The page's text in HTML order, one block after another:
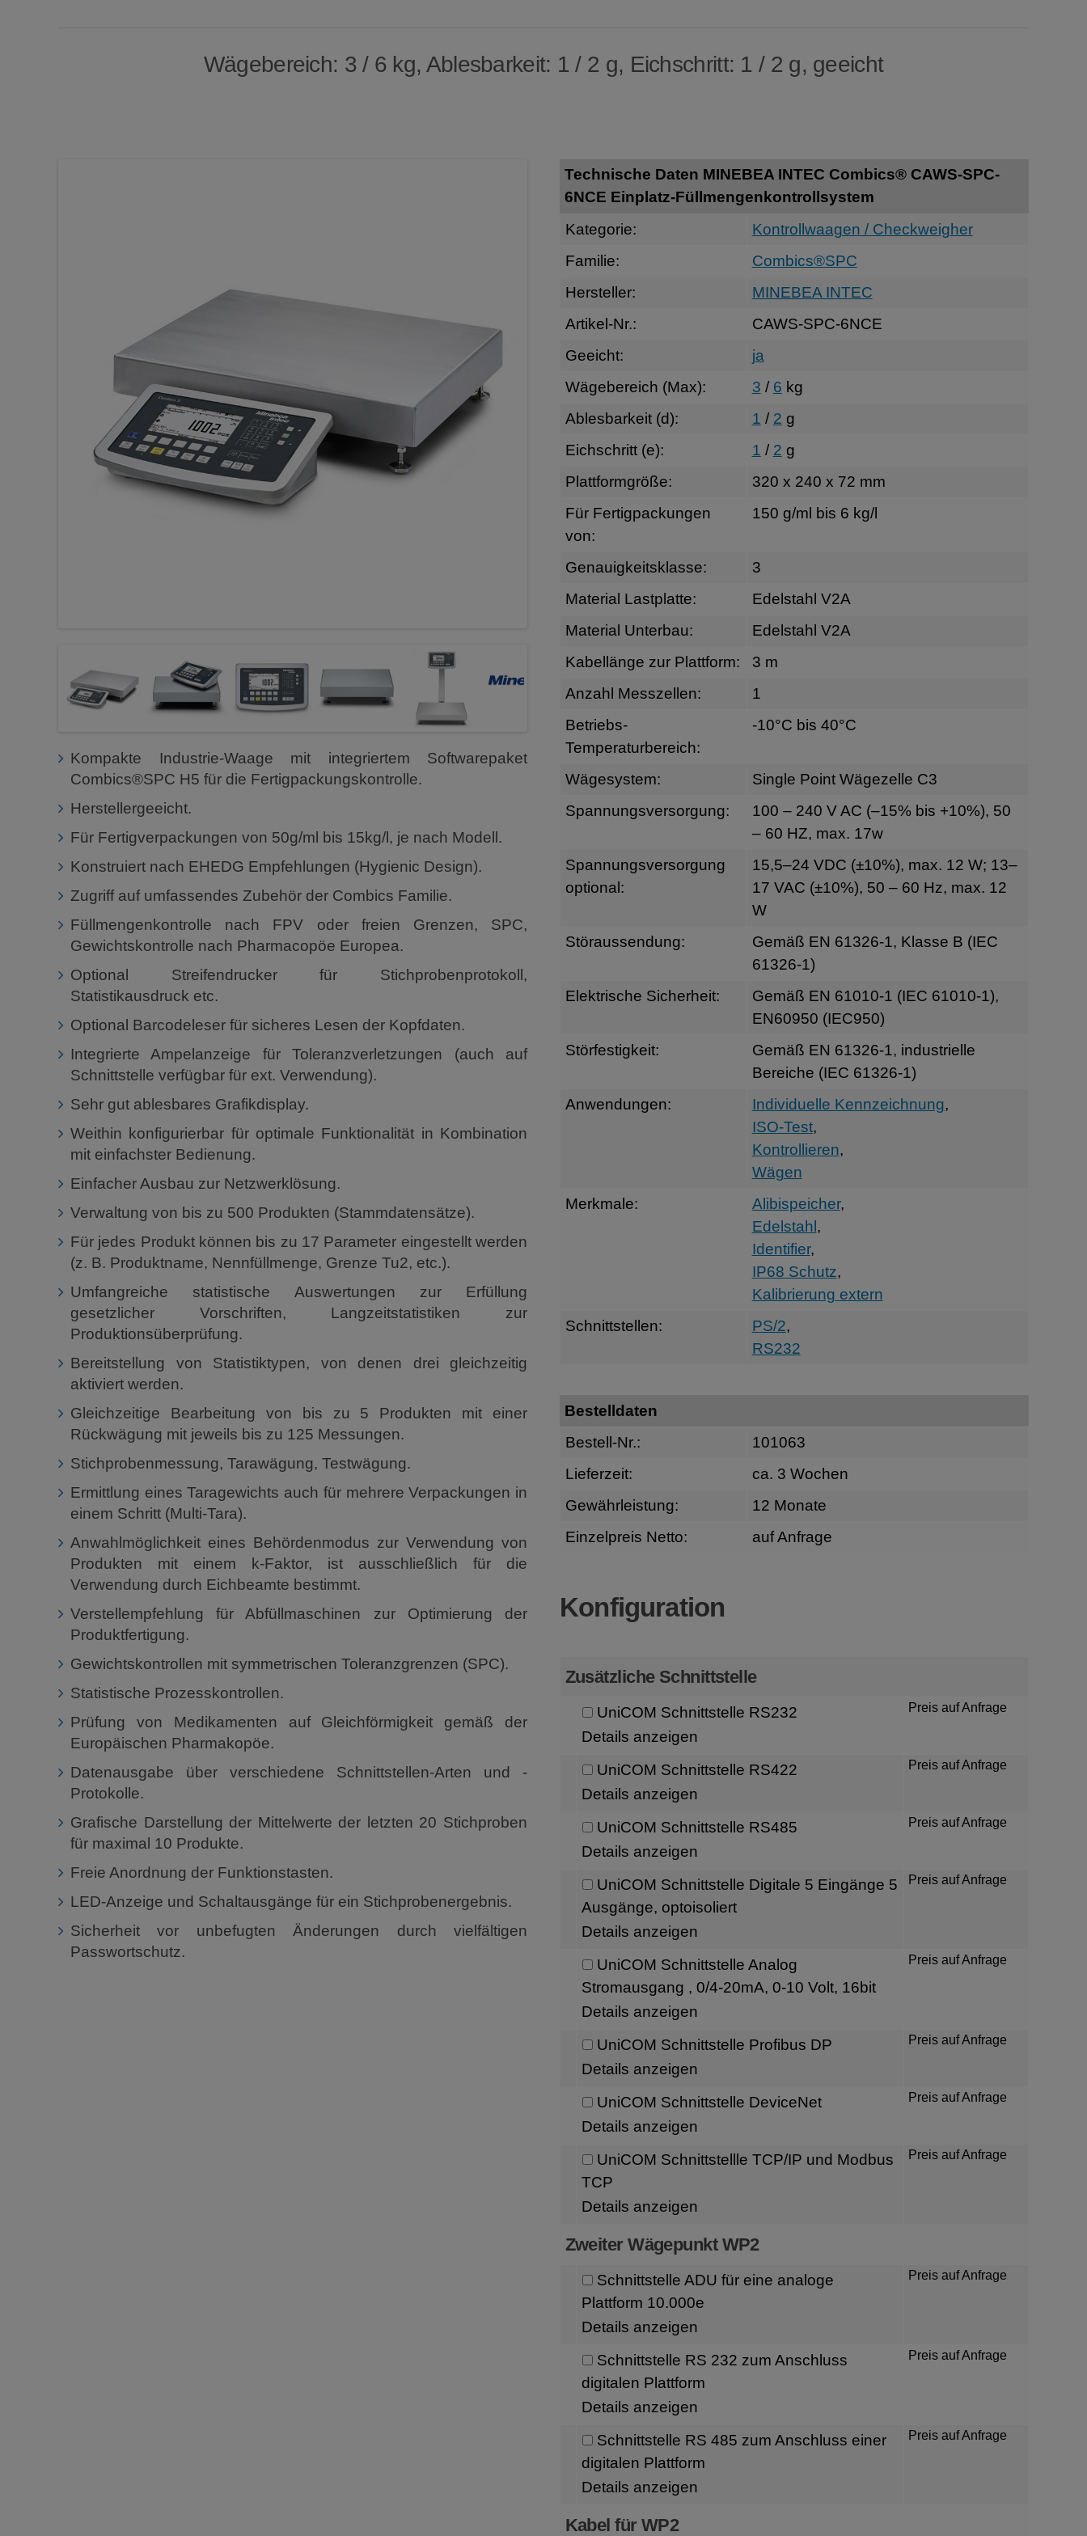
Wägebereich: 3 / 6 kg, Ablesbarkeit: 1 / 2 g, Eichschritt: 1 / 2 g, geeicht
Kompakte Industrie-Waage mit integriertem Softwarepaket
Combics®SPC H5 für die Fertigpackungskontrolle.
Herstellergeeicht.
Für Fertigverpackungen von 50g/ml bis 15kg/l, je nach Modell.
Konstruiert nach EHEDG Empfehlungen (Hygienic Design).
Zugriff auf umfassendes Zubehör der Combics Familie.
Füllmengenkontrolle nach FPV oder freien Grenzen, SPC,
Gewichtskontrolle nach Pharmacopöe Europea.
Optional Streifendrucker für Stichprobenprotokoll,
Statistikausdruck etc.
Optional Barcodeleser für sicheres Lesen der Kopfdaten.
Integrierte Ampelanzeige für Toleranzverletzungen (auch auf
Schnittstelle verfügbar für ext. Verwendung).
Sehr gut ablesbares Grafikdisplay.
Weithin konfigurierbar für optimale Funktionalität in Kombination
mit einfachster Bedienung.
Einfacher Ausbau zur Netzwerklösung.
Verwaltung von bis zu 500 Produkten (Stammdatensätze).
Für jedes Produkt können bis zu 17 Parameter eingestellt werden
(z. B. Produktname, Nennfüllmenge, Grenze Tu2, etc.).
Umfangreiche statistische Auswertungen zur Erfüllung
gesetzlicher Vorschriften, Langzeitstatistiken zur
Produktionsüberprüfung.
Bereitstellung von Statistiktypen, von denen drei gleichzeitig
aktiviert werden.
Gleichzeitige Bearbeitung von bis zu 5 Produkten mit einer
Rückwägung mit jeweils bis zu 125 Messungen.
Stichprobenmessung, Tarawägung, Testwägung.
Ermittlung eines Taragewichts auch für mehrere Verpackungen in
einem Schritt (Multi-Tara).
Anwahlmöglichkeit eines Behördenmodus zur Verwendung von
Produkten mit einem k-Faktor, ist ausschließlich für die
Verwendung durch Eichbeamte bestimmt.
Verstellempfehlung für Abfüllmaschinen zur Optimierung der
Produktfertigung.
Gewichtskontrollen mit symmetrischen Toleranzgrenzen (SPC).
Statistische Prozesskontrollen.
Prüfung von Medikamenten auf Gleichförmigkeit gemäß der
Europäischen Pharmakopöe.
Datenausgabe über verschiedene Schnittstellen-Arten und -
Protokolle.
Grafische Darstellung der Mittelwerte der letzten 20 Stichproben
für maximal 10 Produkte.
Freie Anordnung der Funktionstasten.
LED-Anzeige und Schaltausgänge für ein Stichprobenergebnis.
Sicherheit vor unbefugten Änderungen durch vielfältigen
Passwortschutz.
Technische Daten MINEBEA INTEC Combics® CAWS-SPC-
6NCE Einplatz-Füllmengenkontrollsystem
Kategorie:
Kontrollwaagen / Checkweigher
Familie:
Combics®SPC
Hersteller:
MINEBEA INTEC
Artikel-Nr.:
CAWS-SPC-6NCE
Geeicht:
ja
Wägebereich (Max):
3 / 6 kg
Ablesbarkeit (d):
1 / 2 g
Eichschritt (e):
1 / 2 g
Plattformgröße:
320 x 240 x 72 mm
Für Fertigpackungen
von:
150 g/ml bis 6 kg/l
Genauigkeitsklasse:
3
Material Lastplatte:
Edelstahl V2A
Material Unterbau:
Edelstahl V2A
Kabellänge zur Plattform:
3 m
Anzahl Messzellen:
1
Betriebs-
Temperaturbereich:
-10°C bis 40°C
Wägesystem:
Single Point Wägezelle C3
Spannungsversorgung:
100 – 240 V AC (–15% bis +10%), 50
– 60 HZ, max. 17w
Spannungsversorgung
optional:
15,5–24 VDC (±10%), max. 12 W; 13–
17 VAC (±10%), 50 – 60 Hz, max. 12
W
Störaussendung:
Gemäß EN 61326-1, Klasse B (IEC
61326-1)
Elektrische Sicherheit:
Gemäß EN 61010-1 (IEC 61010-1),
EN60950 (IEC950)
Störfestigkeit:
Gemäß EN 61326-1, industrielle
Bereiche (IEC 61326-1)
Anwendungen:
Individuelle Kennzeichnung,
ISO-Test,
Kontrollieren,
Wägen
Merkmale:
Alibispeicher,
Edelstahl,
Identifier,
IP68 Schutz,
Kalibrierung extern
Schnittstellen:
PS/2,
RS232
Bestelldaten
Bestell-Nr.:
101063
Lieferzeit:
ca. 3 Wochen
Gewährleistung:
12 Monate
Einzelpreis Netto:
auf Anfrage
Konfiguration
Zusätzliche Schnittstelle
UniCOM Schnittstelle RS232
Details anzeigen
Preis auf Anfrage
UniCOM Schnittstelle RS422
Details anzeigen
Preis auf Anfrage
UniCOM Schnittstelle RS485
Details anzeigen
Preis auf Anfrage
UniCOM Schnittstelle Digitale 5 Eingänge 5
Ausgänge, optoisoliert
Details anzeigen
Preis auf Anfrage
UniCOM Schnittstelle Analog
Stromausgang , 0/4-20mA, 0-10 Volt, 16bit
Details anzeigen
Preis auf Anfrage
UniCOM Schnittstelle Profibus DP
Details anzeigen
Preis auf Anfrage
UniCOM Schnittstelle DeviceNet
Details anzeigen
Preis auf Anfrage
UniCOM Schnittstellle TCP/IP und Modbus
TCP
Details anzeigen
Preis auf Anfrage
Zweiter Wägepunkt WP2
Schnittstelle ADU für eine analoge
Plattform 10.000e
Details anzeigen
Preis auf Anfrage
Schnittstelle RS 232 zum Anschluss
digitalen Plattform
Details anzeigen
Preis auf Anfrage
Schnittstelle RS 485 zum Anschluss einer
digitalen Plattform
Details anzeigen
Preis auf Anfrage
Kabel für WP2